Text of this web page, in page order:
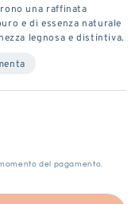
una raffinata
e di essenza naturale
legnosa e distintiva.
del pagamento.